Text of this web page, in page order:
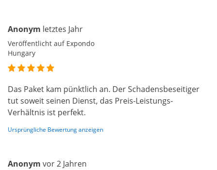
Anonym letztes Jahr
Veröffentlicht auf Expondo
Hungary
Das Paket kam pünktlich an. Der Schadensbeseitiger
tut soweit seinen Dienst, das Preis-Leistungs-
Verhältnis ist perfekt.
Ursprüngliche Bewertung anzeigen
Anonym vor 2 Jahren